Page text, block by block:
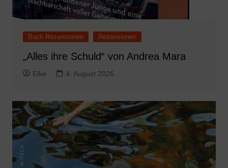
Buch Rezensionen Rezensionen
„Alles ihre Schuld“ von Andrea Mara
Elke 4. August 2026